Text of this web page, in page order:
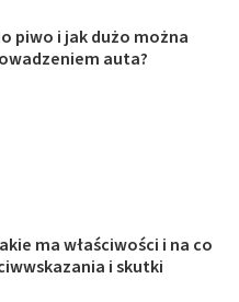
piwo i jak dużo można
auta?
ma właściwości i na co
i skutki